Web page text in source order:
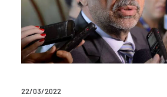
22/03/2022